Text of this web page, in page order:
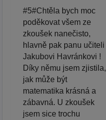
#5#Chtěla bych moc
poděkovat všem ze
zkoušek nanečisto,
hlavně pak panu učiteli
Jakubovi Havránkovi !
Díky němu jsem zjistila,
jak může být
matematika krásná a
zábavná. U zkoušek
jsem sice trochu